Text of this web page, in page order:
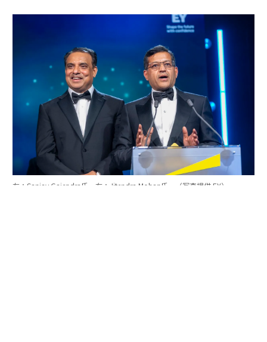
左：Sanjay Gajendra氏 右：Jitendra Mohan氏 （写真提供 EY）